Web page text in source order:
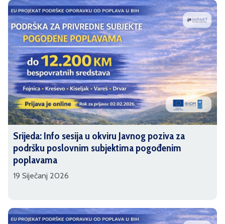
Srijeda: Info sesija u okviru Javnog poziva za
podršku poslovnim subjektima pogođenim
poplavama
19 Siječanj 2026